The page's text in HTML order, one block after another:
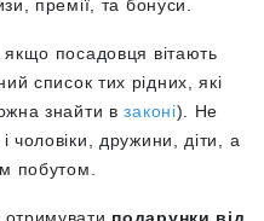
премії, та бонуси.
посадовця вітають
список тих рідних, які
знайти взаконі). Не
чоловіки, дружини, діти, а
побутом.